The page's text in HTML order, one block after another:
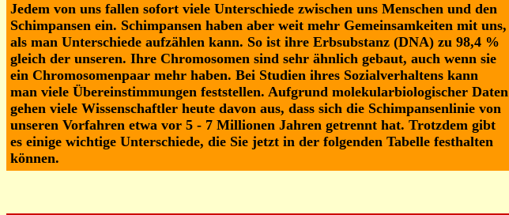
Jedem von uns fallen sofort viele Unterschiede zwischen uns Menschen und den
Schimpansen ein. Schimpansen haben aber weit mehr Gemeinsamkeiten mit uns,
als man Unterschiede aufzählen kann. So ist ihre Erbsubstanz (DNA) zu 98,4 %
gleich der unseren. Ihre Chromosomen sind sehr ähnlich gebaut, auch wenn sie
ein Chromosomenpaar mehr haben. Bei Studien ihres Sozialverhaltens kann
man viele Übereinstimmungen feststellen. Aufgrund molekularbiologischer Daten
gehen viele Wissenschaftler heute davon aus, dass sich die Schimpansenlinie von
unseren Vorfahren etwa vor 5 - 7 Millionen Jahren getrennt hat. Trotzdem gibt
es einige wichtige Unterschiede, die Sie jetzt in der folgenden Tabelle festhalten
können.